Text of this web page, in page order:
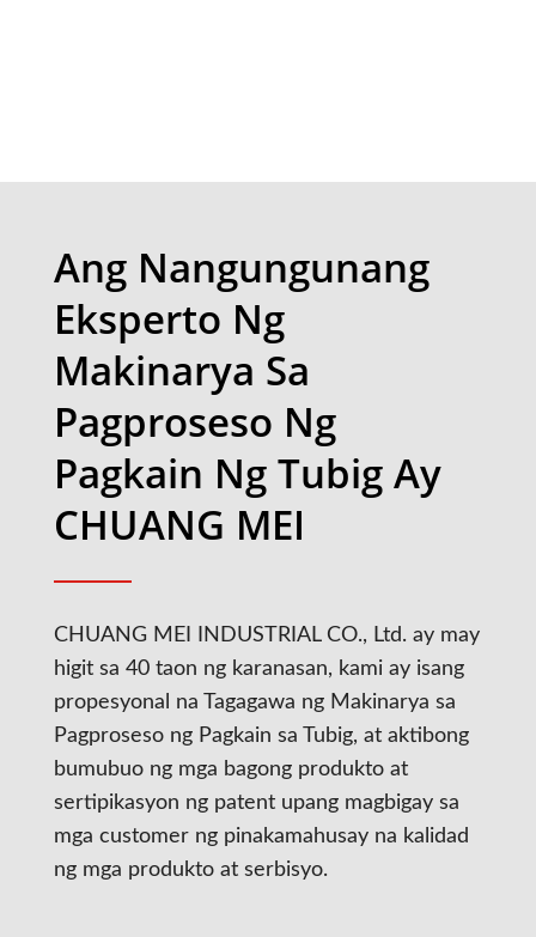
Ang Nangungunang
Eksperto Ng
Makinarya Sa
Pagproseso Ng
Pagkain Ng Tubig Ay
CHUANG MEI
CHUANG MEI INDUSTRIAL CO., Ltd. ay may
higit sa 40 taon ng karanasan, kami ay isang
propesyonal na Tagagawa ng Makinarya sa
Pagproseso ng Pagkain sa Tubig, at aktibong
bumubuo ng mga bagong produkto at
sertipikasyon ng patent upang magbigay sa
mga customer ng pinakamahusay na kalidad
ng mga produkto at serbisyo.